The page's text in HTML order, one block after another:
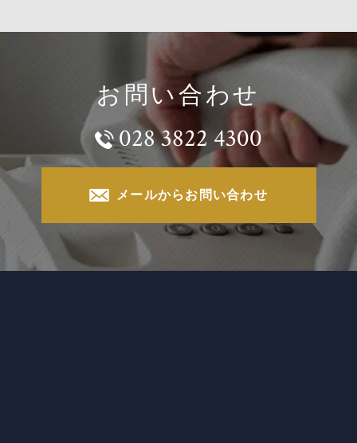
お問い合わせ
028 3822 4300
メールからお問い合わせ